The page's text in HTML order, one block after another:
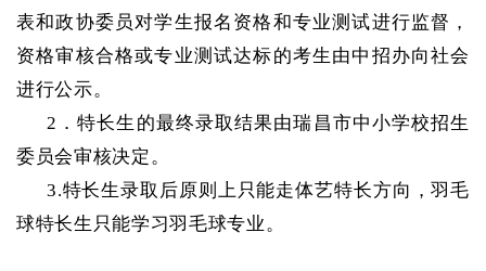
表和政协委员对学生报名资格和专业测试进行监督，
资格审核合格或专业测试达标的考生由中招办向社会
进行公示。
2．特长生的最终录取结果由瑞昌市中小学校招生
委员会审核决定。
3.特长生录取后原则上只能走体艺特长方向，羽毛
球特长生只能学习羽毛球专业。